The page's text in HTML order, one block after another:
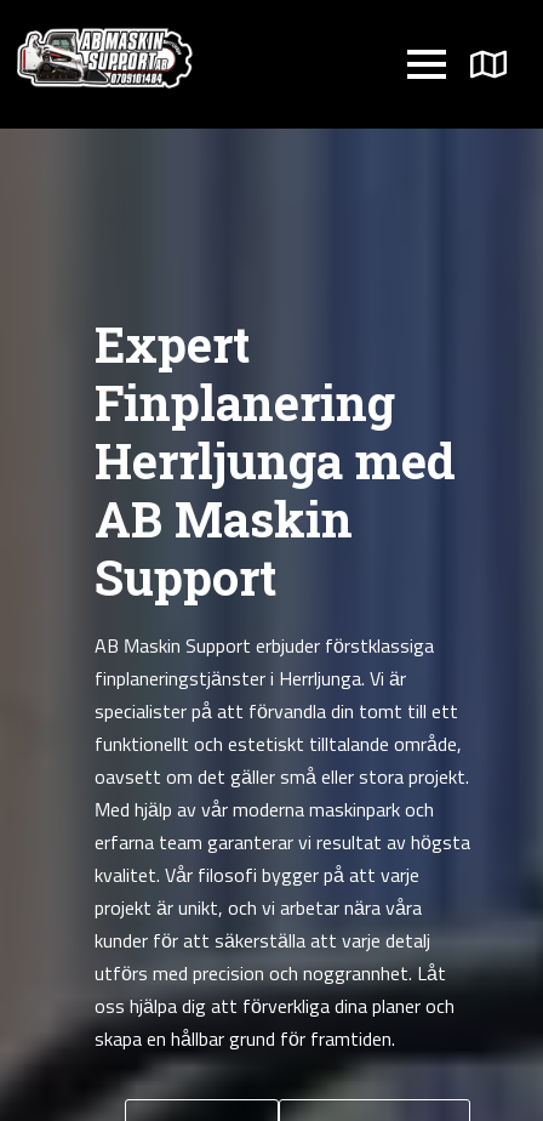
Expert
Finplanering
Herrljunga med
AB Maskin
Support
AB Maskin Support erbjuder förstklassiga
finplaneringstjänster i Herrljunga. Vi är
specialister på att förvandla din tomt till ett
funktionellt och estetiskt tilltalande område,
oavsett om det gäller små eller stora projekt.
Med hjälp av vår moderna maskinpark och
erfarna team garanterar vi resultat av högsta
kvalitet. Vår filosofi bygger på att varje
projekt är unikt, och vi arbetar nära våra
kunder för att säkerställa att varje detalj
utförs med precision och noggrannhet. Låt
oss hjälpa dig att förverkliga dina planer och
skapa en hållbar grund för framtiden.